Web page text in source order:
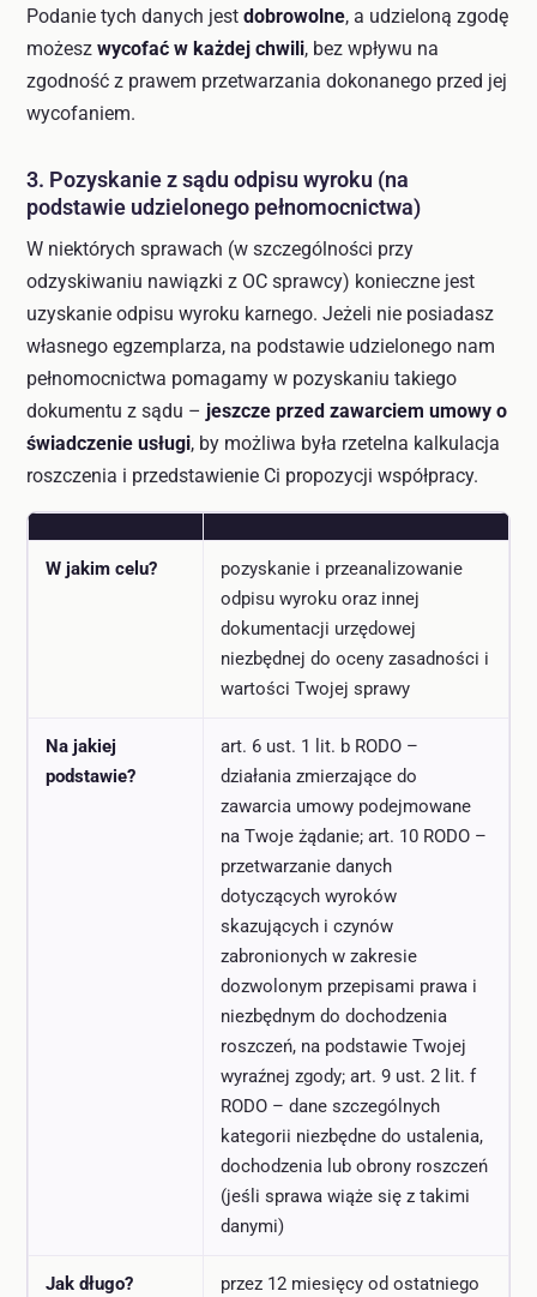
Podanie tych danych jest dobrowolne, a udzieloną zgodę
możesz wycofać w każdej chwili, bez wpływu na
zgodność z prawem przetwarzania dokonanego przed jej
wycofaniem.
3. Pozyskanie z sądu odpisu wyroku (na
podstawie udzielonego pełnomocnictwa)
W niektórych sprawach (w szczególności przy
odzyskiwaniu nawiązki z OC sprawcy) konieczne jest
uzyskanie odpisu wyroku karnego. Jeżeli nie posiadasz
własnego egzemplarza, na podstawie udzielonego nam
pełnomocnictwa pomagamy w pozyskaniu takiego
dokumentu z sądu – jeszcze przed zawarciem umowy o
świadczenie usługi, by możliwa była rzetelna kalkulacja
roszczenia i przedstawienie Ci propozycji współpracy.
W jakim celu?
pozyskanie i przeanalizowanie
odpisu wyroku oraz innej
dokumentacji urzędowej
niezbędnej do oceny zasadności i
wartości Twojej sprawy
Na jakiej
podstawie?
art. 6 ust. 1 lit. b RODO –
działania zmierzające do
zawarcia umowy podejmowane
na Twoje żądanie; art. 10 RODO –
przetwarzanie danych
dotyczących wyroków
skazujących i czynów
zabronionych w zakresie
dozwolonym przepisami prawa i
niezbędnym do dochodzenia
roszczeń, na podstawie Twojej
wyraźnej zgody; art. 9 ust. 2 lit. f
RODO – dane szczególnych
kategorii niezbędne do ustalenia,
dochodzenia lub obrony roszczeń
(jeśli sprawa wiąże się z takimi
danymi)
Jak długo?
przez 12 miesięcy od ostatniego